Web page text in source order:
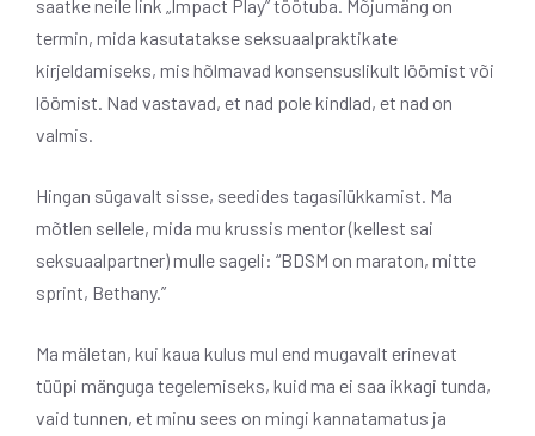
saatke neile link „Impact Play” töötuba. Mõjumäng on
termin, mida kasutatakse seksuaalpraktikate
kirjeldamiseks, mis hõlmavad konsensuslikult löömist või
löömist. Nad vastavad, et nad pole kindlad, et nad on
valmis.
Hingan sügavalt sisse, seedides tagasilükkamist. Ma
mõtlen sellele, mida mu krussis mentor (kellest sai
seksuaalpartner) mulle sageli: “BDSM on maraton, mitte
sprint, Bethany.”
Ma mäletan, kui kaua kulus mul end mugavalt erinevat
tüüpi mänguga tegelemiseks, kuid ma ei saa ikkagi tunda,
vaid tunnen, et minu sees on mingi kannatamatus ja